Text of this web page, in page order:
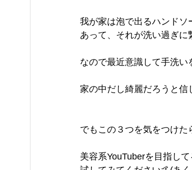
我が家は泡で出るハンド
あって、それが洗い過ぎ
なので最近意識して手洗
家の中だし綺麗だろうと
でもこの３つを気をつけた
美容系YouTuberを目指し